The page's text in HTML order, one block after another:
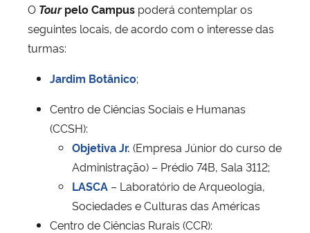
O Tourpelo Campus poderá contemplar os
seguintes locais, de acordo com o interesse das
turmas:
Jardim Botânico;
Centro de Ciências Sociais e Humanas
(CCSH):
Objetiva Jr. (Empresa Júnior do curso de
Administração) – Prédio 74B, Sala 3112;
LASCA – Laboratório de Arqueologia,
Sociedades e Culturas das Américas
Centro de Ciências Rurais (CCR):